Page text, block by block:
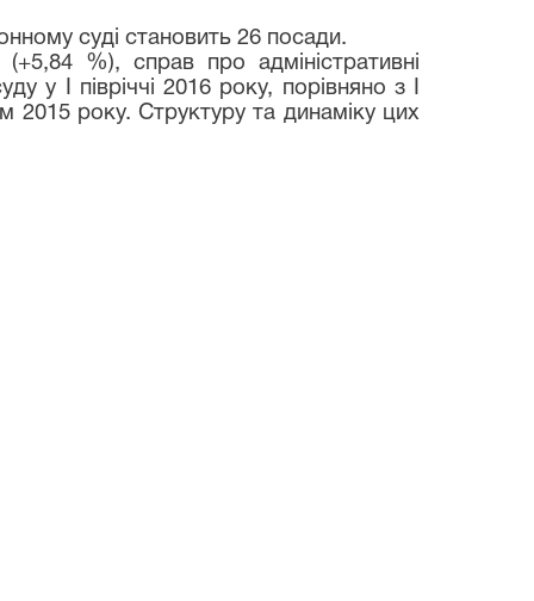
суді становить 26 посади.
(+5,84 %), справ про адміністративні
у І півріччі 2016 року, порівняно з І
2015 року. Структуру та динаміку цих